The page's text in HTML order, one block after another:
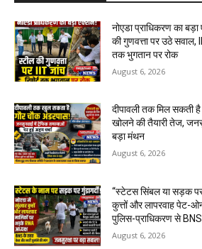
नोएडा प्राधिकरण का बड़ा
की गुणवत्ता पर उठे सवाल,
तक भुगतान पर रोक
August 6, 2026
दीपावली तक मिल सकती
खोलने की तैयारी तेज,
बड़ा मंथन
August 6, 2026
“स्टेटस सिंबल या सड़क पर
कुत्तों और लापरवाह पेट-
पुलिस-प्राधिकरण से
August 6, 2026